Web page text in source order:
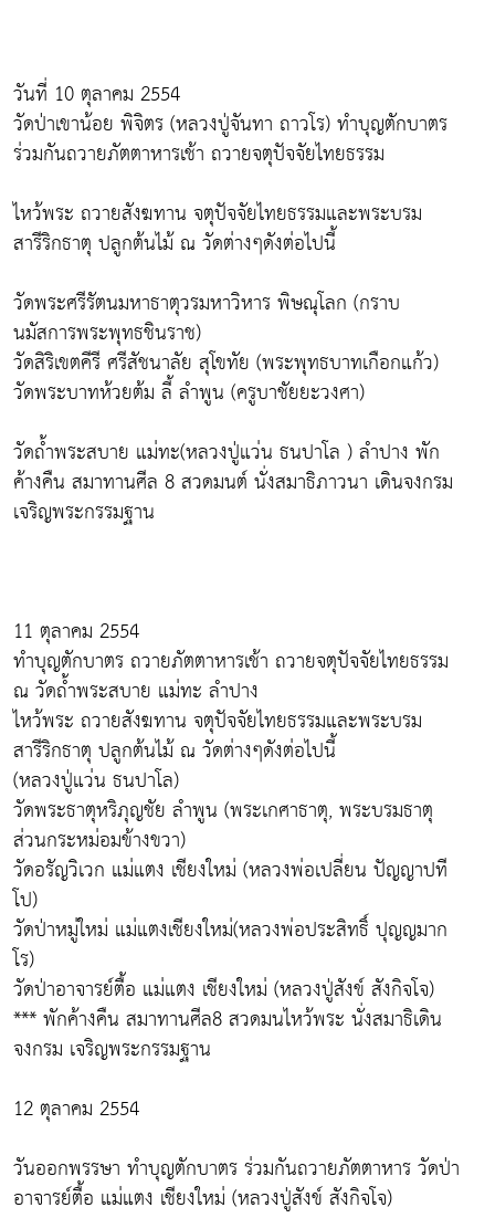
วันที่ 10 ตุลาคม 2554
วัดป่าเขาน้อย พิจิตร (หลวงปู่จันทา ถาวโร) ทำบุญตักบาตร
ร่วมกันถวายภัตตาหารเช้า ถวายจตุปัจจัยไทยธรรม
ไหว้พระ ถวายสังฆทาน จตุปัจจัยไทยธรรมและพระบรม
สารีริกธาตุ ปลูกต้นไม้ ณ วัดต่างๆดังต่อไปนี้
วัดพระศรีรัตนมหาธาตุวรมหาวิหาร พิษณุโลก (กราบ
นมัสการพระพุทธชินราช)
วัดสิริเขตคีรี ศรีสัชนาลัย สุโขทัย (พระพุทธบาทเกือกแก้ว)
วัดพระบาทห้วยต้ม ลี้ ลำพูน (ครูบาชัยยะวงศา)
วัดถ้ำพระสบาย แม่ทะ(หลวงปู่แว่น ธนปาโล ) ลำปาง พัก
ค้างคืน สมาทานศีล 8 สวดมนต์ นั่งสมาธิภาวนา เดินจงกรม
เจริญพระกรรมฐาน
11 ตุลาคม 2554
ทำบุญตักบาตร ถวายภัตตาหารเช้า ถวายจตุปัจจัยไทยธรรม
ณ วัดถ้ำพระสบาย แม่ทะ ลำปาง
ไหว้พระ ถวายสังฆทาน จตุปัจจัยไทยธรรมและพระบรม
สารีริกธาตุ ปลูกต้นไม้ ณ วัดต่างๆดังต่อไปนี้
(หลวงปู่แว่น ธนปาโล)
วัดพระธาตุหริภุญชัย ลำพูน (พระเกศาธาตุ, พระบรมธาตุ
ส่วนกระหม่อมข้างขวา)
วัดอรัญวิเวก แม่แตง เชียงใหม่ (หลวงพ่อเปลี่ยน ปัญญาปที
โป)
วัดป่าหมู่ใหม่ แม่แตงเชียงใหม่(หลวงพ่อประสิทธิ์ ปุญญมาก
โร)
วัดป่าอาจารย์ตื้อ แม่แตง เชียงใหม่ (หลวงปู่สังข์ สังกิจโจ)
*** พักค้างคืน สมาทานศีล8 สวดมนไหว้พระ นั่งสมาธิเดิน
จงกรม เจริญพระกรรมฐาน
12 ตุลาคม 2554
วันออกพรรษา ทำบุญตักบาตร ร่วมกันถวายภัตตาหาร วัดป่า
อาจารย์ตื้อ แม่แตง เชียงใหม่ (หลวงปู่สังข์ สังกิจโจ)